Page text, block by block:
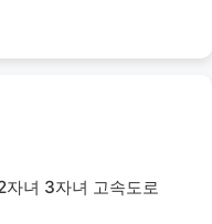
자녀 3자녀 고속도로